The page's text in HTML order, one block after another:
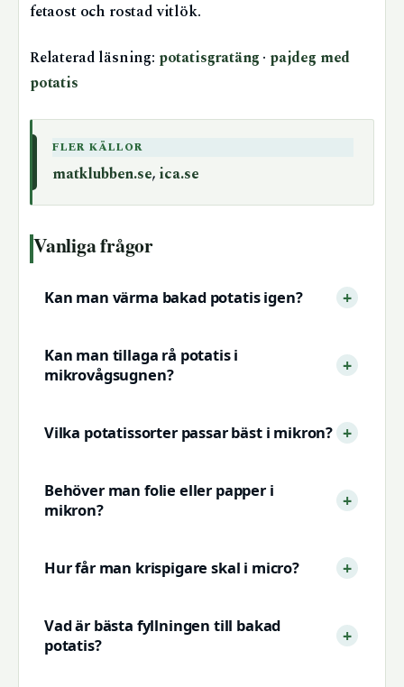
fetaost och rostad vitlök.
Relaterad läsning: potatisgratäng · pajdeg med
potatis
FLER KÄLLOR
matklubben.se, ica.se
Vanliga frågor
Kan man värma bakad potatis igen?
Kan man tillaga rå potatis i
mikrovågsugnen?
Vilka potatissorter passar bäst i mikron?
Behöver man folie eller papper i
mikron?
Hur får man krispigare skal i micro?
Vad är bästa fyllningen till bakad
potatis?